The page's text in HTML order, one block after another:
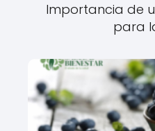
Importancia de
para